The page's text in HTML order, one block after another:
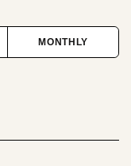
MONTHLY